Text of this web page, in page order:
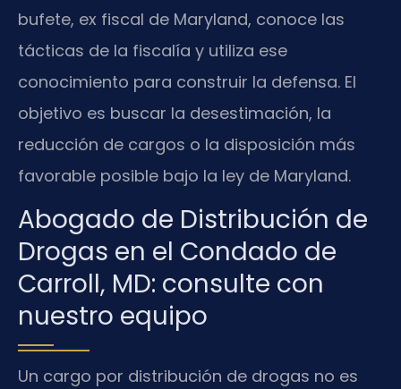
bufete, ex fiscal de Maryland, conoce las
tácticas de la fiscalía y utiliza ese
conocimiento para construir la defensa. El
objetivo es buscar la desestimación, la
reducción de cargos o la disposición más
favorable posible bajo la ley de Maryland.
Abogado de Distribución de
Drogas en el Condado de
Carroll, MD: consulte con
nuestro equipo
Un cargo por distribución de drogas no es